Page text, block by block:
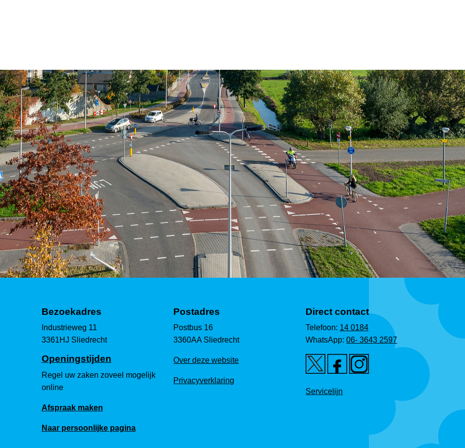
Bezoekadres
Industrieweg 11
3361HJ Sliedrecht
Openingstijden
Regel uw zaken zoveel mogelijk
online
Afspraak maken
Naar persoonlijke pagina
Postadres
Postbus 16
3360AA Sliedrecht
Over deze website
Privacyverklaring
Direct contact
Telefoon: 14 0184
WhatsApp:06- 3643 2597
Servicelijn